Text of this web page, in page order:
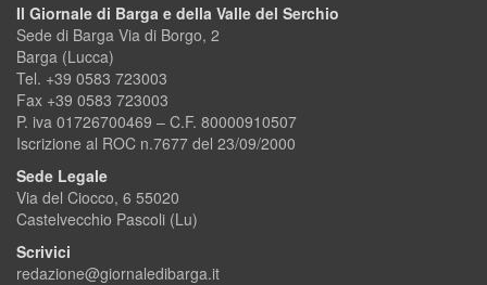
Il Giornale di Barga e della Valle del Serchio
Sede di Barga Via di Borgo, 2
Barga (Lucca)
Tel. +39 0583 723003
Fax +39 0583 723003
P. iva 01726700469 – C.F. 80000910507
Iscrizione al ROC n.7677 del 23/09/2000
Sede Legale
Via del Ciocco, 6 55020
Castelvecchio Pascoli (Lu)
Scrivici
redazione@giornaledibarga.it